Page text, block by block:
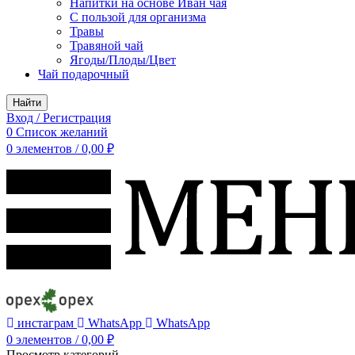
Напитки на основе Иван чая
С пользой для организма
Травы
Травяной чай
Ягоды/Плоды/Цвет
Чай подарочный
Найти
Вход / Регистрация
0 Список желаний
0 элементов / 0,00 ₽
инстаграм WhatsApp
WhatsApp
0 элементов / 0,00 ₽